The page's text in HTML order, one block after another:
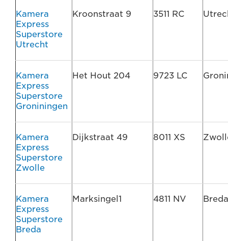
Kamera
Express
Superstore
Utrecht
Kroonstraat 9 3511 RC
Kamera
Express
Superstore
Groniningen
Het Hout 204 9723 LC
Kamera
Express
Superstore
Zwolle
Dijkstraat 49 8011 XS
Kamera
Express
Superstore
Breda
Marksingel1 4811 NV Breda